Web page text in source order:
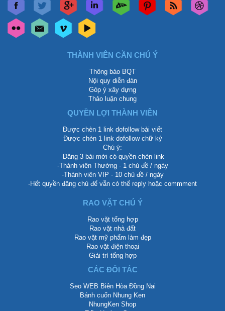
THÀNH VIÊN CẦN CHÚ Ý
Thông báo BQT
Nội quy diễn đàn
Góp ý xây dựng
Thảo luận chung
QUYỀN LỢI THÀNH VIÊN
Được chèn 1 link dofollow bài viết
Được chèn 1 link dofollow chữ ký
Chú ý:
-Đăng 3 bài mới có quyền chèn link
-Thành viên Thường - 1 chủ đề / ngày
-Thành viên VIP - 10 chủ đề / ngày
-Hết quyền đăng chủ để vẫn có thể reply hoặc commment
RAO VẶT CHÚ Ý
Rao vặt tổng hợp
Rao vặt nhà đất
Rao vặt mỹ phẩm làm đẹp
Rao vặt điện thoại
Giải trí tổng hợp
CÁC ĐỐI TÁC
Seo WEB Biên Hòa Đồng Nai
Bánh cuốn Nhung Ken
NhungKen Shop